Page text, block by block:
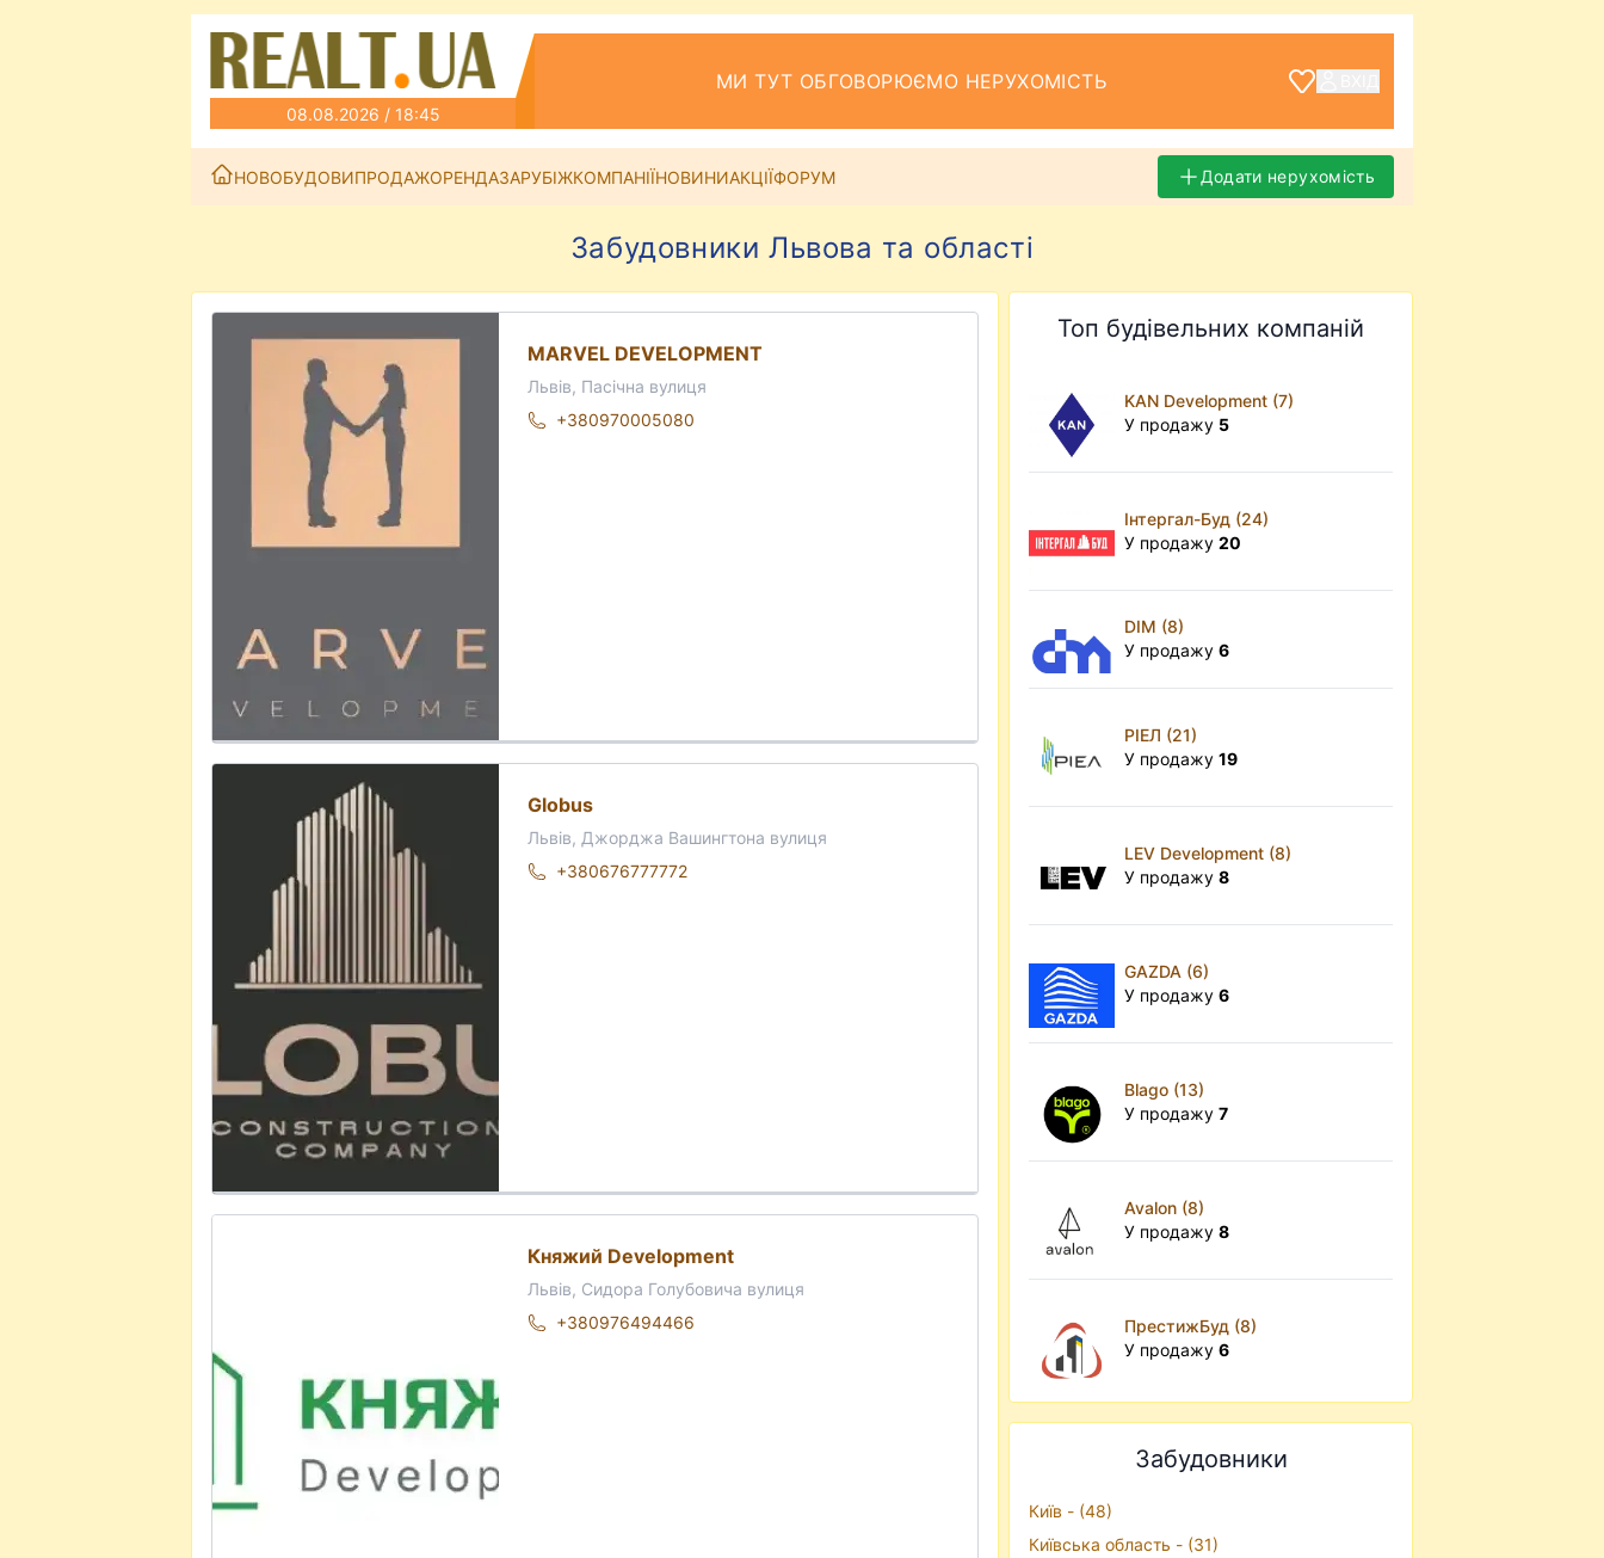
08.08.2026 / 18:45
МИ ТУТ ОБГОВОРЮЄМО НЕРУХОМІСТЬ
НОВОБУДОВИПРОДАЖОРЕНДАЗАРУБІЖКОМПАНІЇНОВИНИАКЦІЇФОРУМ Додати нерухомість
Забудовники Львова та області
MARVEL DEVELOPMENT
Львів, Пасічна вулиця
+380970005080
Globus
Львів, Джорджа Вашингтона вулиця
+380676777772
Княжий Development
Львів, Сидора Голубовича вулиця
+380976494466
Топ будівельних компаній
KAN Development (7)
У продажу 5
Інтергал-Буд (24)
У продажу20
DIM (8)
У продажу6
РІЕЛ (21)
У продажу19
LEV Development (8)
У продажу8
GAZDA (6)
У продажу6
Blago (13)
У продажу7
Avalon (8)
У продажу8
ПрестижБуд (8)
У продажу6
Забудовники
Київ - (48)
Київська область - (31)